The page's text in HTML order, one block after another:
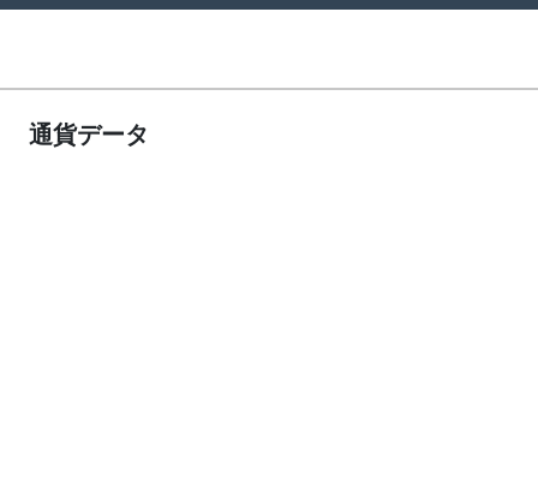
通貨データ